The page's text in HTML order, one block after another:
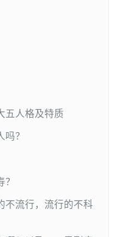
五人格及特质
？
不流行，流行的不科